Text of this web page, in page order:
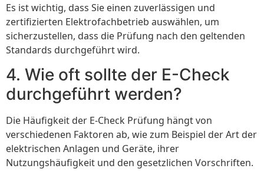
Es ist wichtig, dass Sie einen zuverlässigen und
zertifizierten Elektrofachbetrieb auswählen, um
sicherzustellen, dass die Prüfung nach den geltenden
Standards durchgeführt wird.
4. Wie oft sollte der E-Check
durchgeführt werden?
Die Häufigkeit der E-Check Prüfung hängt von
verschiedenen Faktoren ab, wie zum Beispiel der Art der
elektrischen Anlagen und Geräte, ihrer
Nutzungshäufigkeit und den gesetzlichen Vorschriften.